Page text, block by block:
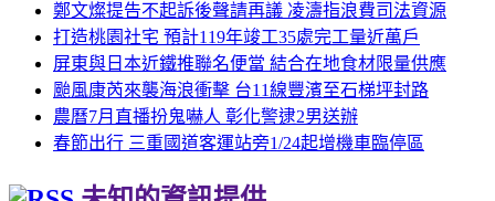
鄭文燦提告不起訴後聲請再議 凌濤指浪費司法資源
打造桃園社宅 預計119年竣工35處完工量近萬戶
屏東與日本近鐵推聯名便當 結合在地食材限量供應
颱風康芮來襲海浪衝擊 台11線豐濱至石梯坪封路
農曆7月直播扮鬼嚇人 彰化警逮2男送辦
春節出行 三重國道客運站旁1/24起增機車臨停區